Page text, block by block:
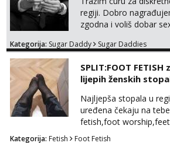
regiji. Dobro
zgodna i voliš dobar
kosu - se dobro ljubiš -
dostupna radnim
obitelj) - vodiš brigu o
zaštitu Ne javljajte se:
paro...
Kategorija: Sugar Daddy Sugar Daddies
SPLIT:FOOT
lijepih ženskih
Najljepša stopala u
uređena čekaju na
fetish,foot
fetish,trampling...
Kategorija: Fetish Foot Fetish